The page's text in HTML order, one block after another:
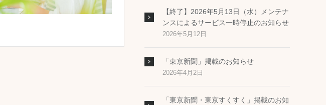
【終了】2026年5月13日（水）メンテナ
ンスによるサービス一時停止のお知らせ
2026年5月12日
「東京新聞」掲載のお知らせ
2026年4月2日
「東京新聞・東京すくすく」掲載のお知